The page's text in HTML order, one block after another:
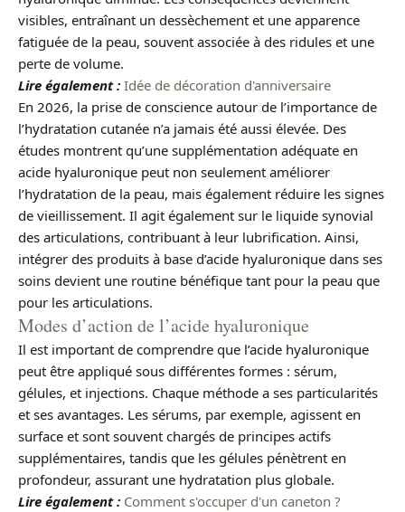
visibles, entraînant un dessèchement et une apparence
fatiguée de la peau, souvent associée à des ridules et une
perte de volume.
Lire également : Idée de décoration d'anniversaire
En 2026, la prise de conscience autour de l’importance de
l’hydratation cutanée n’a jamais été aussi élevée. Des
études montrent qu’une supplémentation adéquate en
acide hyaluronique peut non seulement améliorer
l’hydratation de la peau, mais également réduire les signes
de vieillissement. Il agit également sur le liquide synovial
des articulations, contribuant à leur lubrification. Ainsi,
intégrer des produits à base d’acide hyaluronique dans ses
soins devient une routine bénéfique tant pour la peau que
pour les articulations.
Modes d’action de l’acide hyaluronique
Il est important de comprendre que l’acide hyaluronique
peut être appliqué sous différentes formes : sérum,
gélules, et injections. Chaque méthode a ses particularités
et ses avantages. Les sérums, par exemple, agissent en
surface et sont souvent chargés de principes actifs
supplémentaires, tandis que les gélules pénètrent en
profondeur, assurant une hydratation plus globale.
Lire également : Comment s'occuper d'un caneton ?